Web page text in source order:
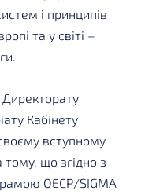
і принципів
та у світі –
Кабінету
вступному
тому, що згідно з
ОЕСР/SIGMA